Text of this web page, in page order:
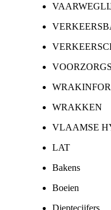
WRAKKEN
VLAAMSE
LAT
Bakens
Boeien
Dieptecijfers